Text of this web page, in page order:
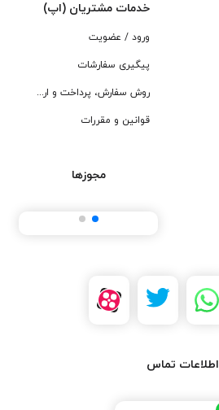
خدمات مشتریان (اپ)
ورود / عضویت
پیگیری سفارشات
روش سفارش، پرداخت و ارسال
قوانین و مقررات
مجوزها
اطلاعات تماس